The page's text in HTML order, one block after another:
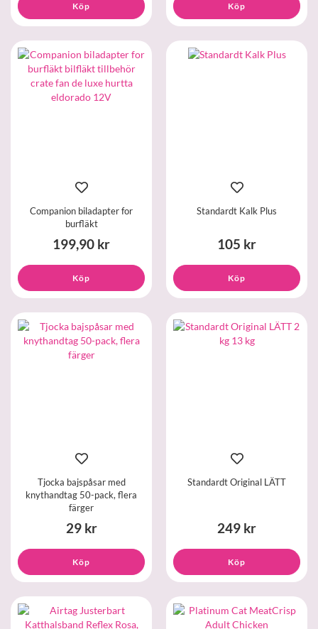
Köp Köp
Companion biladapter for
burfläkt
199,90 kr
Köp
Standardt Kalk Plus
105 kr
Köp
Tjocka bajspåsar med
knythandtag 50-pack, flera
färger
29 kr
Köp
Standardt Original LÄTT
249 kr
Köp